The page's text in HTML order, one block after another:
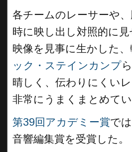
各チームのレーサーや
時に映し出し対照的に
映像を見事に生かした、
ック・ステインカンプ
晴しく、伝わりにくい
非常にうまくまとめてい
第39回アカデミー賞で
音響編集賞を受賞した。